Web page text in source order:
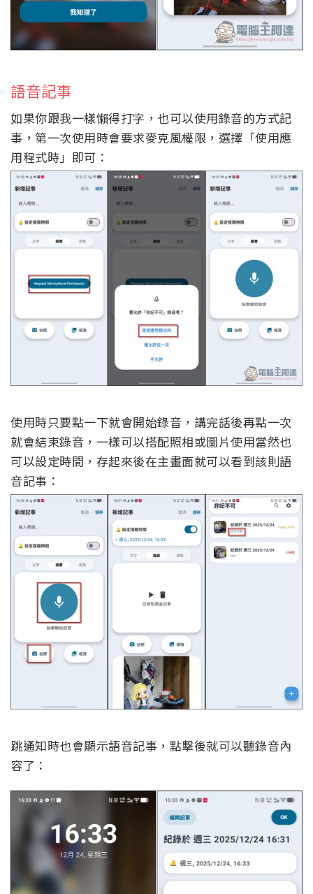
語音記事
如果你跟我一樣懶得打字，也可以使用錄音的方式記
事，第一次使用時會要求麥克風權限，選擇「使用應
用程式時」即可：
使用時只要點一下就會開始錄音，講完話後再點一次
就會結束錄音，一樣可以搭配照相或圖片使用當然也
可以設定時間，存起來後在主畫面就可以看到該則語
音記事：
跳通知時也會顯示語音記事，點擊後就可以聽錄音內
容了：